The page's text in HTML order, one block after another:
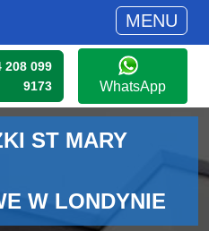
MENU
208 099
9173
WhatsApp
ST MARY
W LONDYNIE